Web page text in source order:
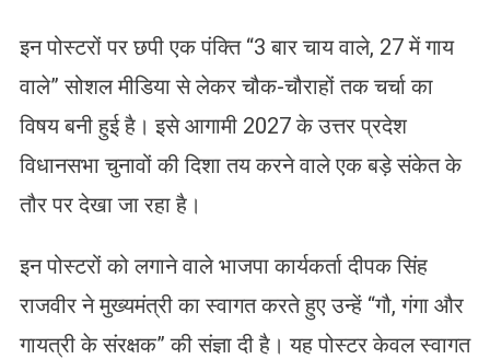
इन पोस्टरों पर छपी एक पंक्ति “3 बार चाय वाले, 27 में गाय
वाले” सोशल मीडिया से लेकर चौक-चौराहों तक चर्चा का
विषय बनी हुई है। इसे आगामी 2027 के उत्तर प्रदेश
विधानसभा चुनावों की दिशा तय करने वाले एक बड़े संकेत के
तौर पर देखा जा रहा है।
​इन पोस्टरों को लगाने वाले भाजपा कार्यकर्ता दीपक सिंह
राजवीर ने मुख्यमंत्री का स्वागत करते हुए उन्हें “गौ, गंगा और
गायत्री के संरक्षक” की संज्ञा दी है। यह पोस्टर केवल स्वागत